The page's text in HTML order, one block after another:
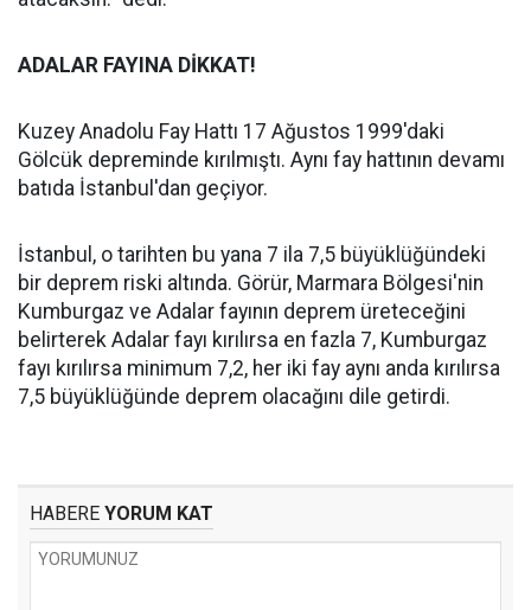
ADALAR FAYINA DİKKAT!
Kuzey Anadolu Fay Hattı 17 Ağustos 1999'daki
Gölcük depreminde kırılmıştı. Aynı fay hattının devamı
batıda İstanbul'dan geçiyor.
İstanbul, o tarihten bu yana 7 ila 7,5 büyüklüğündeki
bir deprem riski altında. Görür, Marmara Bölgesi'nin
Kumburgaz ve Adalar fayının deprem üreteceğini
belirterek Adalar fayı kırılırsa en fazla 7, Kumburgaz
fayı kırılırsa minimum 7,2, her iki fay aynı anda kırılırsa
7,5 büyüklüğünde deprem olacağını dile getirdi.
HABERE YORUM KAT